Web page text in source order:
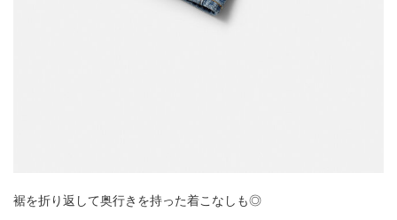
裾を折り返して奥行きを持った着こなしも◎